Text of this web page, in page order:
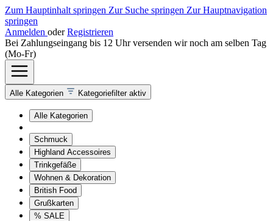
Zum Hauptinhalt springen Zur Suche springen Zur Hauptnavigation
springen
Anmelden oder Registrieren
Bei Zahlungseingang bis 12 Uhr versenden wir noch am selben Tag
(Mo-Fr)
Alle Kategorien Kategoriefilter aktiv
Alle Kategorien
Schmuck
Highland Accessoires
Trinkgefäße
Wohnen & Dekoration
British Food
Grußkarten
% SALE